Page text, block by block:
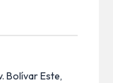
Bolívar Este,